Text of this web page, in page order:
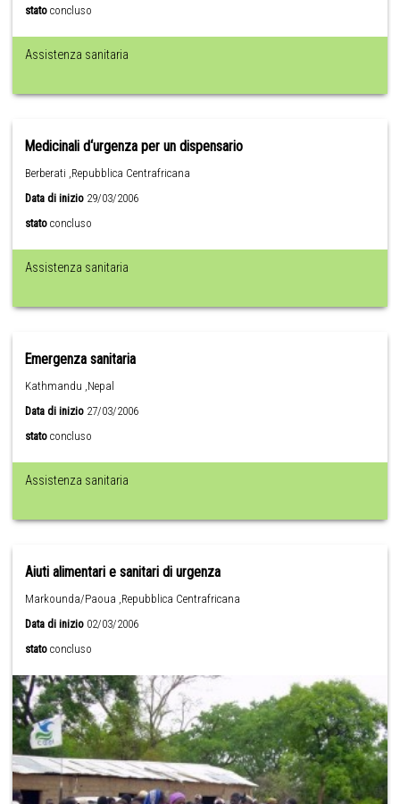
stato concluso
Assistenza sanitaria
Medicinali d‘urgenza per un dispensario
Berberati ,Repubblica Centrafricana
Data di inizio 29/03/2006
stato concluso
Assistenza sanitaria
Emergenza sanitaria
Kathmandu ,Nepal
Data di inizio 27/03/2006
stato concluso
Assistenza sanitaria
Aiuti alimentari e sanitari di urgenza
Markounda/Paoua ,Repubblica Centrafricana
Data di inizio 02/03/2006
stato concluso